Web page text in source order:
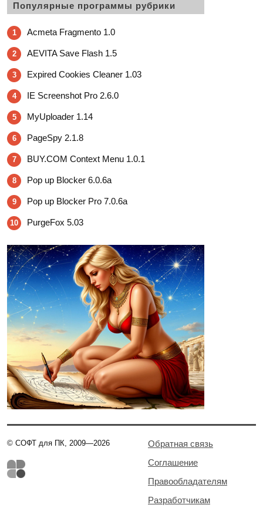
Популярные программы рубрики
1 Acmeta Fragmento 1.0
2 AEVITA Save Flash 1.5
3 Expired Cookies Cleaner 1.03
4 IE Screenshot Pro 2.6.0
5 MyUploader 1.14
6 PageSpy 2.1.8
7 BUY.COM Context Menu 1.0.1
8 Pop up Blocker 6.0.6a
9 Pop up Blocker Pro 7.0.6a
10 PurgeFox 5.03
© СОФТ для ПК, 2009—2026
Обратная связь
Соглашение
Правообладателям
Разработчикам